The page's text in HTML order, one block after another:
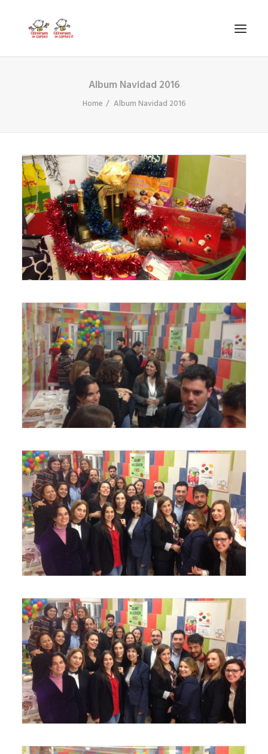
VIRGEN DE CORTES
PROYECTOS EUROPEOS
ACTUALIDAD Y REDES SOCIALES
SECRETARÍA
LODP
SEARCH
Album Navidad 2016
Home Album Navidad 2016